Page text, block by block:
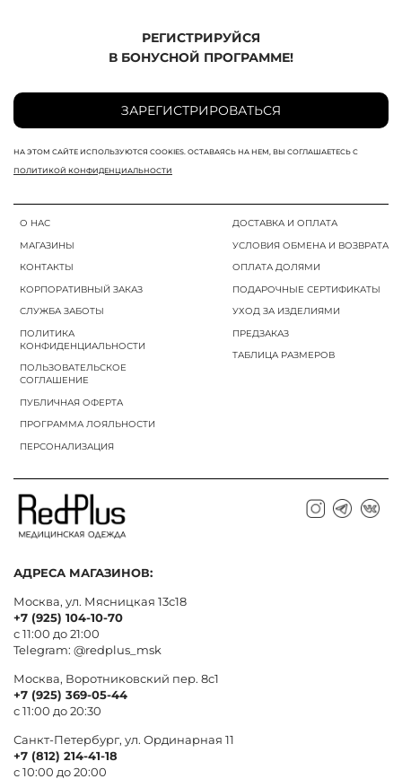
О НАС
МАГАЗИНЫ
КОНТАКТЫ
КОРПОРАТИВНЫЙ ЗАКАЗ
СЛУЖБА ЗАБОТЫ
ПОЛИТИКА
КОНФИДЕНЦИАЛЬНОСТИ
ПОЛЬЗОВАТЕЛЬСКОЕ
СОГЛАШЕНИЕ
ПУБЛИЧНАЯ ОФЕРТА
ПРОГРАММА ЛОЯЛЬНОСТИ
ПЕРСОНАЛИЗАЦИЯ
ДОСТАВКА И ОПЛАТА
УСЛОВИЯ ОБМЕНА И ВОЗВРАТА
ОПЛАТА ДОЛЯМИ
ПОДАРОЧНЫЕ СЕРТИФИКАТЫ
УХОД ЗА ИЗДЕЛИЯМИ
ПРЕДЗАКАЗ
ТАБЛИЦА РАЗМЕРОВ
РЕГИСТРИРУЙСЯ
В БОНУСНОЙ ПРОГРАММЕ!
ЗАРЕГИСТРИРОВАТЬСЯ
НА ЭТОМ САЙТЕ ИСПОЛЬЗУЮТСЯ COOKIES. ОСТАВАЯСЬ НА НЕМ, ВЫ СОГЛАШАЕТЕСЬ С
ПОЛИТИКОЙ КОНФИДЕНЦИАЛЬНОСТИ
АДРЕСА МАГАЗИНОВ:
Москва, ул. Мясницкая 13с18
+7 (925) 104-10-70
с 11:00 до 21:00
Telegram: @redplus_msk
Москва, Воротниковский пер. 8c1
+7 (925) 369-05-44
с 11:00 до 20:30
Санкт-Петербург, ул. Ординарная 11
+7 (812) 214-41-18
с 10:00 до 20:00